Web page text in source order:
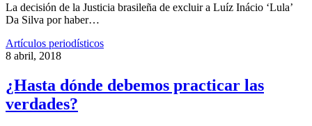
La decisión de la Justicia brasileña de excluir a Luíz Inácio ‘Lula’
Da Silva por haber…
Artículos periodísticos
8 abril, 2018
¿Hasta dónde debemos practicar las
verdades?